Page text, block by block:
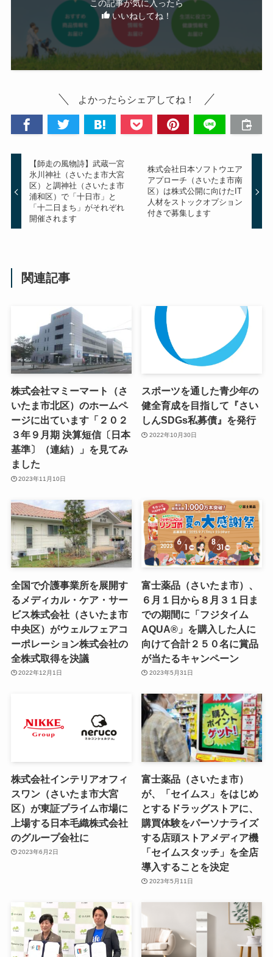
この記事が気に入ったら
いいねしてね！
よかったらシェアしてね！
【師走の風物詩】武蔵一宮
氷川神社（さいたま市大宮
区）と調神社（さいたま市
浦和区）で「十日市」と
「十二日まち」がそれぞれ
開催されます
株式会社日本ソフトウエア
アプローチ（さいたま市南
区）は株式公開に向けたIT
人材をストックオプション
付きで募集します
関連記事
株式会社マミーマート（さ
いたま市北区）のホームペ
ージに出ています「２０２
３年９月期 決算短信〔日本
基準〕（連結）」を見てみ
ました
2023年11月10日
スポーツを通した青少年の
健全育成を目指して『さい
しんSDGs私募債』を発行
2022年10月30日
全国で介護事業所を展開す
るメディカル・ケア・サー
ビス株式会社（さいたま市
中央区）がウェルフェアコ
ーポレーション株式会社の
全株式取得を決議
2022年12月1日
富士薬品（さいたま市）、
６月１日から８月３１日ま
での期間に「フジタイム
AQUA®」を購入した人に
向けて合計２５０名に賞品
が当たるキャンペーン
2023年5月31日
株式会社インテリアオフィ
スワン（さいたま市大宮
区）が東証プライム市場に
上場する日本毛織株式会社
のグループ会社に
2023年6月2日
富士薬品（さいたま市）
が、「セイムス」をはじめ
とするドラッグストアに、
購買体験をパーソナライズ
する店頭ストアメディア機
「セイムスタッチ」を全店
導入することを決定
2023年5月11日